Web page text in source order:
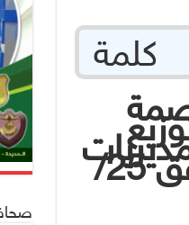
أمانة العاصمة ليوم الثلاثاء الموافق 25/
صحافة